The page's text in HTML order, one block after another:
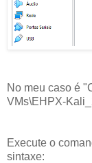
No meu caso é
VMs\EHPX-
Execute o
sintaxe: